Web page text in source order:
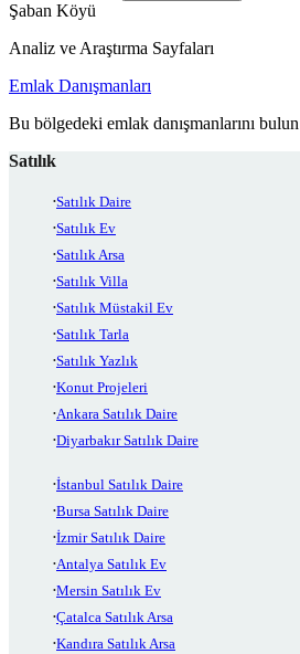
Şaban Köyü
Analiz ve Araştırma Sayfaları
Emlak Danışmanları
Bu bölgedeki emlak danışmanlarını bulun
Satılık
Satılık Daire
Satılık Ev
Satılık Arsa
Satılık Villa
Satılık Müstakil Ev
Satılık Tarla
Satılık Yazlık
Konut Projeleri
Ankara Satılık Daire
Diyarbakır Satılık Daire
İstanbul Satılık Daire
Bursa Satılık Daire
İzmir Satılık Daire
Antalya Satılık Ev
Mersin Satılık Ev
Çatalca Satılık Arsa
Kandıra Satılık Arsa